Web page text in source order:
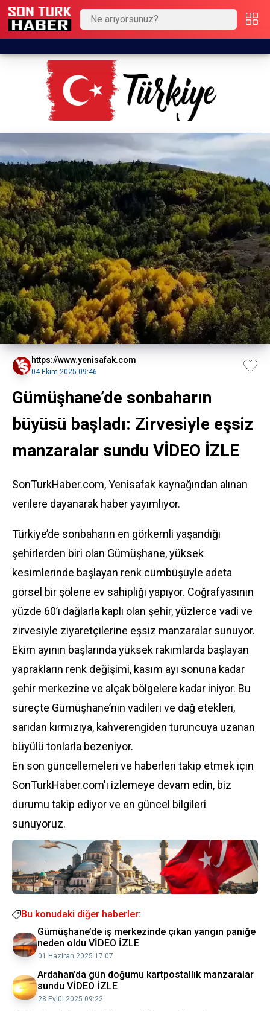
https://www.yenisafak.com
04 Ekim 2025 09:46
Gümüşhane’de sonbaharın
büyüsü başladı: Zirvesiyle eşsiz
manzaralar sundu VİDEO İZLE
SonTurkHaber.com, Yenisafak kaynağından alınan
verilere dayanarak haber yayımlıyor.
Türkiye’de sonbaharın en görkemli yaşandığı
şehirlerden biri olan Gümüşhane, yüksek
kesimlerinde başlayan renk cümbüşüyle adeta
görsel bir şölene ev sahipliği yapıyor. Coğrafyasının
yüzde 60’ı dağlarla kaplı olan şehir, yüzlerce vadi ve
zirvesiyle ziyaretçilerine eşsiz manzaralar sunuyor.
Ekim ayının başlarında yüksek rakımlarda başlayan
yaprakların renk değişimi, kasım ayı sonuna kadar
şehir merkezine ve alçak bölgelere kadar iniyor. Bu
süreçte Gümüşhane’nin vadileri ve dağ etekleri,
sarıdan kırmızıya, kahverengiden turuncuya uzanan
büyülü tonlarla bezeniyor.
En son güncellemeleri ve haberleri takip etmek için
SonTurkHaber.com'ı izlemeye devam edin, biz
durumu takip ediyor ve en güncel bilgileri
sunuyoruz.
Bu konudaki diğer haberler:
Gümüşhane’de iş merkezinde çıkan yangın paniğe
neden oldu VİDEO İZLE
01 Haziran 2025 17:07
Ardahan’da gün doğumu kartpostallık manzaralar
sundu VİDEO İZLE
28 Eylül 2025 09:22